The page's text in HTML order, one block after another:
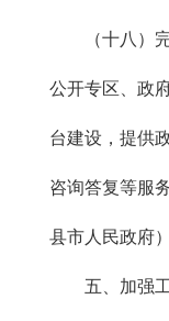
（十八）
公开专区、政
台建设，提供
咨询答复等服
县市人民政府）
五、加强